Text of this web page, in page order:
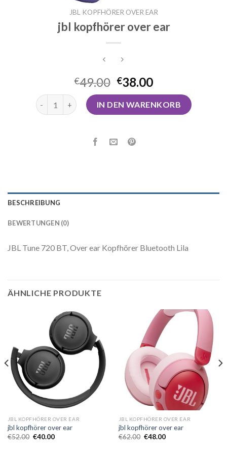
JBL KOPFHÖRER OVER EAR
jbl kopfhörer over ear
€49.00 €38.00
jbl kopfhörer over ear MengeIN DEN WARENKORB
BESCHREIBUNG
BEWERTUNGEN (0)
JBL Tune 720 BT, Over ear Kopfhörer Bluetooth Lila
ÄHNLICHE PRODUKTE
JBL KOPFHÖRER OVER EAR
jbl kopfhörer over ear
€52.00 €40.00
JBL KOPFHÖRER OVER EAR
jbl kopfhörer over ear
€62.00 €48.00